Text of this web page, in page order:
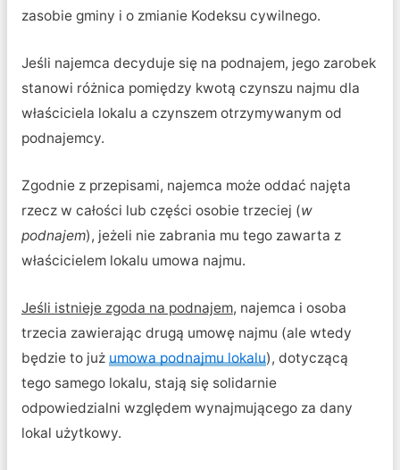
zasobie gminy i o zmianie Kodeksu cywilnego.
Jeśli najemca decyduje się na podnajem, jego zarobek
stanowi różnica pomiędzy kwotą czynszu najmu dla
właściciela lokalu a czynszem otrzymywanym od
podnajemcy.
Zgodnie z przepisami, najemca może oddać najęta
rzecz w całości lub części osobie trzeciej (w
podnajem), jeżeli nie zabrania mu tego zawarta z
właścicielem lokalu umowa najmu.
Jeśli istnieje zgoda na podnajem, najemca i osoba
trzecia zawierając drugą umowę najmu (ale wtedy
będzie to już umowa podnajmu lokalu), dotyczącą
tego samego lokalu, stają się solidarnie
odpowiedzialni względem wynajmującego za dany
lokal użytkowy.